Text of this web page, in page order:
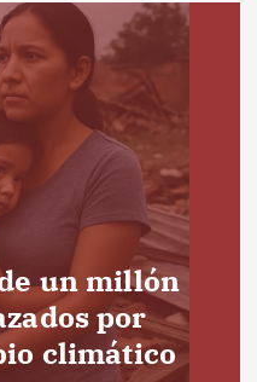
un millón
por
climático